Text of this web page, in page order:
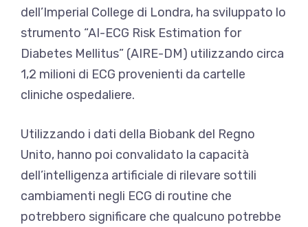
dell’Imperial College di Londra, ha sviluppato lo
strumento “AI-ECG Risk Estimation for
Diabetes Mellitus” (AIRE-DM) utilizzando circa
1,2 milioni di ECG provenienti da cartelle
cliniche ospedaliere.
Utilizzando i dati della Biobank del Regno
Unito, hanno poi convalidato la capacità
dell’intelligenza artificiale di rilevare sottili
cambiamenti negli ECG di routine che
potrebbero significare che qualcuno potrebbe